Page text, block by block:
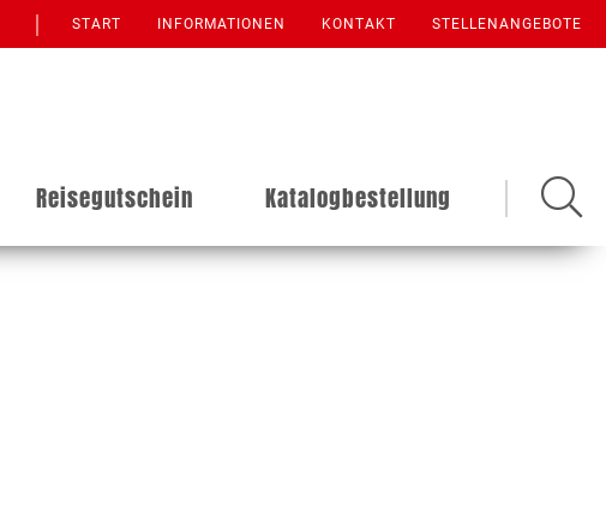
START INFORMATIONEN KONTAKT STELLENANGEBOTE
Reisegutschein Katalogbestellung